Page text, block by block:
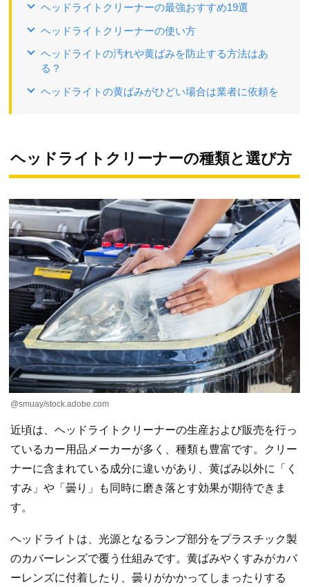
ヘッドライトクリーナーの最強おすすめ19選
ヘッドライトクリーナーの使い方
ヘッドライトの汚れや黄ばみを防止する方法はあ
る？
ヘッドライトの黄ばみがひどい場合は業者に依頼を
ヘッドライトクリーナーの種類と選び方
@smuay/stock.adobe.com
近頃は、ヘッドライトクリーナーの生産および販売を行っ
ているカー用品メーカーが多く、種類も豊富です。クリー
ナーに含まれている成分に違いがあり、黄ばみ以外に「く
すみ」や「曇り」も同時に磨き落とす効果が期待できま
す。
ヘッドライトは、光源となるランプ部分をプラスチック製
のカバーレンズで覆う仕組みです。黄ばみやくすみがカバ
ーレンズに付着したり、曇りがかかってしまったりする